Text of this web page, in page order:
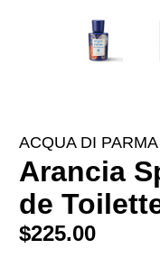
ACQUA DI PARMA
Arancia
de
$225.00